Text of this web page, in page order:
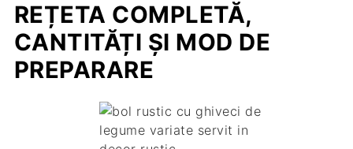
REȚETA COMPLETĂ,
CANTITĂȚI ȘI MOD DE
PREPARARE